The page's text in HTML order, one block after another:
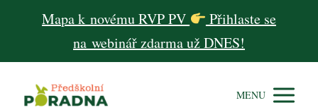
Mapa k novému RVP PV
Přihlaste se
na webinář zdarma už DNES!
MENU